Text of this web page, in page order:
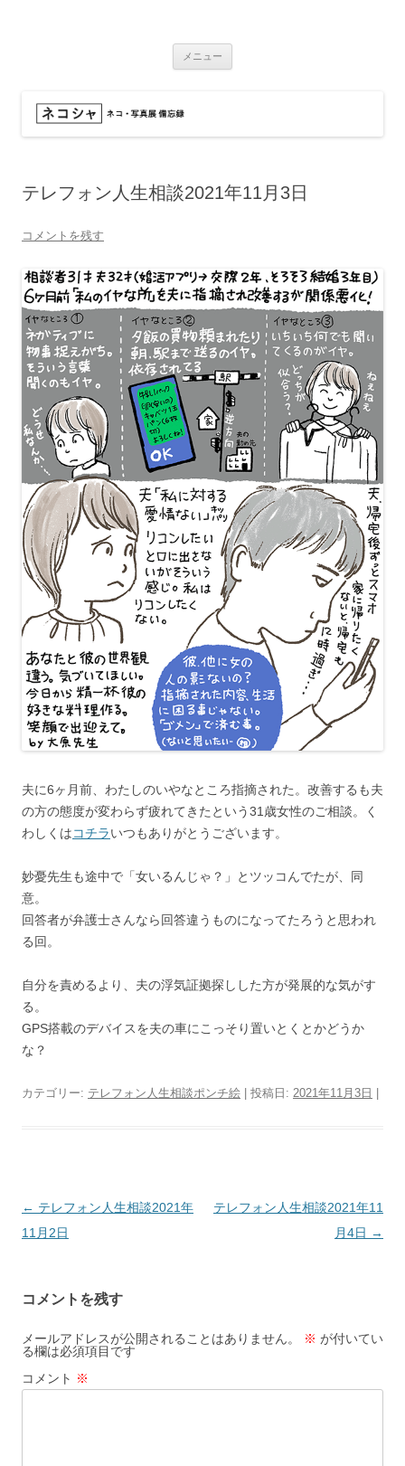
メニュー
テレフォン人生相談2021年11月3日
コメントを残す
夫に6ヶ月前、わたしのいやなところ指摘された。改善するも夫
の方の態度が変わらず疲れてきたという31歳女性のご相談。く
わしくはコチラいつもありがとうございます。
妙憂先生も途中で「女いるんじゃ？」とツッコんでたが、同
意。
回答者が弁護士さんなら回答違うものになってたろうと思われ
る回。
自分を責めるより、夫の浮気証拠探しした方が発展的な気がす
る。
GPS搭載のデバイスを夫の車にこっそり置いとくとかどうか
な？
カテゴリー: テレフォン人生相談ポンチ絵 | 投稿日: 2021年11月3日
投
稿
ゲ
ー
シ
ョ
← テレフォン人生相談2021年
11月2日
テレフォン人生相談2021年11
月4日 →
コメントを残す
メールアドレスが公開されることはありません。 ※ が付いてい
る欄は必須項目です
コメント ※